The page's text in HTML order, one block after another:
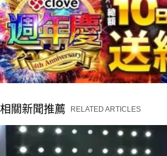
相關新聞推薦 RELATED ARTICLES